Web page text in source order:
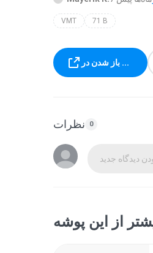
VMT 71 B
باز شدن در ...
نظرات 0
دیدگاه جدید
از این پوشه